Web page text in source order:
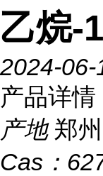
乙烷-
2024-06-
产品详情
产地 郑州
Cas：